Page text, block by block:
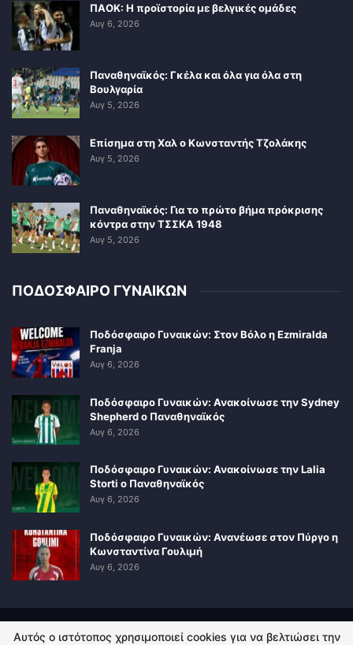
ΠΑΟΚ: Η προϊστορία με βελγικές ομάδες
Αυγ 6, 2026
Παναθηναϊκός: Γκέλα και όλα για όλα στη
Βουλγαρία
Αυγ 5, 2026
Επίσημα στη Χαλ ο Κωνσταντής Τζολάκης
Αυγ 5, 2026
Παναθηναϊκός: Για το πρώτο βήμα πρόκρισης
κόντρα στην ΤΣΣΚΑ 1948
Αυγ 5, 2026
ΠΟΔΟΣΦΑΙΡΟ ΓΥΝΑΙΚΩΝ
Ποδόσφαιρο Γυναικών: Στον Βόλο η Ezmiralda
Franja
Αυγ 6, 2026
Ποδόσφαιρο Γυναικών: Ανακοίνωσε την Sydney
Shepherd ο Παναθηναϊκός
Αυγ 6, 2026
Ποδόσφαιρο Γυναικών: Ανακοίνωσε την Lalia
Storti ο Παναθηναϊκός
Αυγ 6, 2026
Ποδόσφαιρο Γυναικών: Ανανέωσε στον Πύργο η
Κωνσταντίνα Γουλιμή
Αυγ 6, 2026
Αυτός ο ιστότοπος χρησιμοποιεί cookies για να βελτιώσει την